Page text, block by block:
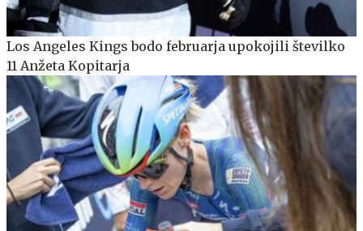
Los Angeles Kings bodo februarja upokojili številko
11 Anžeta Kopitarja